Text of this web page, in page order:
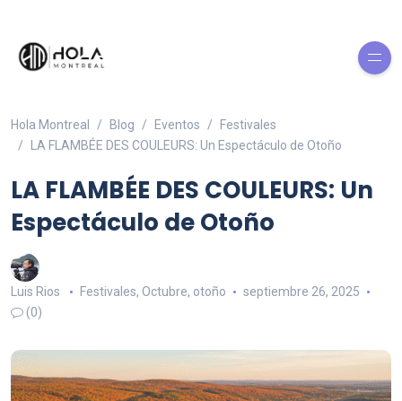
Hola Montreal Blog Eventos
Festivales
LA FLAMBÉE DES COULEURS: Un Espectáculo de Otoño
LA FLAMBÉE DES COULEURS: Un
Espectáculo de Otoño
Luis Rios Festivales, Octubre, otoño
septiembre 26, 2025
(0)